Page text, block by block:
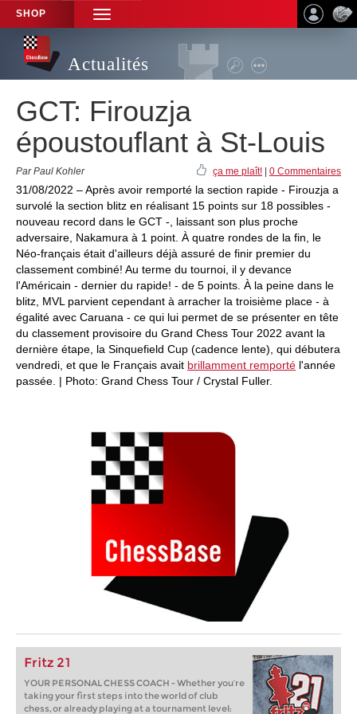
SHOP
TOGGLE
NAVIGATION
Actualités
GCT: Firouzja
époustouflant à St-Louis
Par Paul Kohler ça me plaît! 0 Commentaires
31/08/2022 – Après avoir remporté la section rapide - Firouzja a
survolé la section blitz en réalisant 15 points sur 18 possibles -
nouveau record dans le GCT -, laissant son plus proche
adversaire, Nakamura à 1 point. À quatre rondes de la fin, le
Néo-français était d'ailleurs déjà assuré de finir premier du
classement combiné! Au terme du tournoi, il y devance
l'Américain - dernier du rapide! - de 5 points. À la peine dans le
blitz, MVL parvient cependant à arracher la troisième place - à
égalité avec Caruana - ce qui lui permet de se présenter en tête
du classement provisoire du Grand Chess Tour 2022 avant la
dernière étape, la Sinquefield Cup (cadence lente), qui débutera
vendredi, et que le Français avait brillamment remporté l'année
passée. | Photo: Grand Chess Tour / Crystal Fuller.
Fritz 21
YOUR PERSONAL CHESS COACH - Whether you’re
taking your first steps into the world of club
chess, or already playing at a tournament level: